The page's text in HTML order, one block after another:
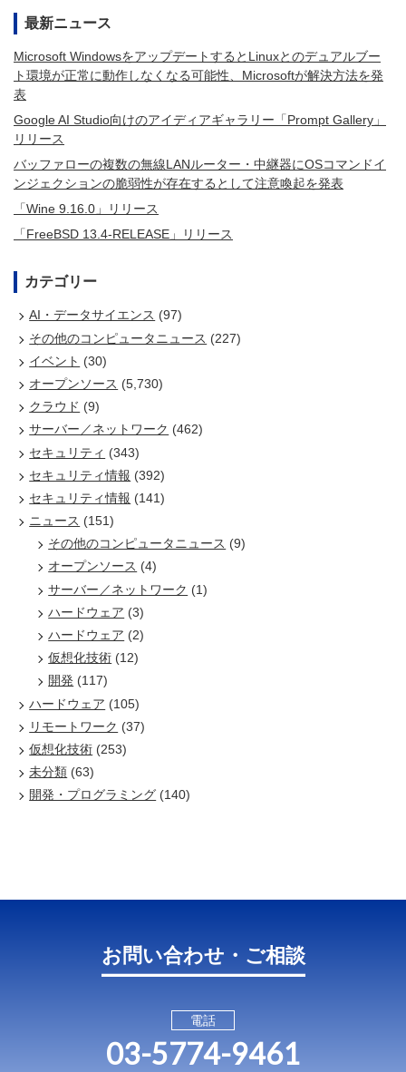
最新ニュース
Microsoft WindowsをアップデートするとLinuxとのデュアルブー
ト環境が正常に動作しなくなる可能性、Microsoftが解決方法を発
表
Google AI Studio向けのアイディアギャラリー「Prompt Gallery」
リリース
バッファローの複数の無線LANルーター・中継器にOSコマンドイ
ンジェクションの脆弱性が存在するとして注意喚起を発表
「Wine 9.16.0」リリース
「FreeBSD 13.4-RELEASE」リリース
カテゴリー
AI・データサイエンス (97)
その他のコンピュータニュース (227)
イベント (30)
オープンソース (5,730)
クラウド (9)
サーバー／ネットワーク (462)
セキュリティ (343)
セキュリティ情報 (392)
セキュリティ情報 (141)
ニュース (151)
その他のコンピュータニュース (9)
オープンソース (4)
サーバー／ネットワーク (1)
ハードウェア (3)
ハードウェア (2)
仮想化技術 (12)
開発 (117)
ハードウェア (105)
リモートワーク (37)
仮想化技術 (253)
未分類 (63)
開発・プログラミング (140)
お問い合わせ・ご相談
電話
03-5774-9461